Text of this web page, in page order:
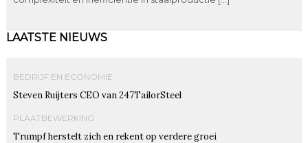
LAATSTE NIEUWS
BEDRIJF EN ECONOMIE
Steven Ruijters CEO van 247TailorSteel
PLAATBEWERKING
Trumpf herstelt zich en rekent op verdere groei